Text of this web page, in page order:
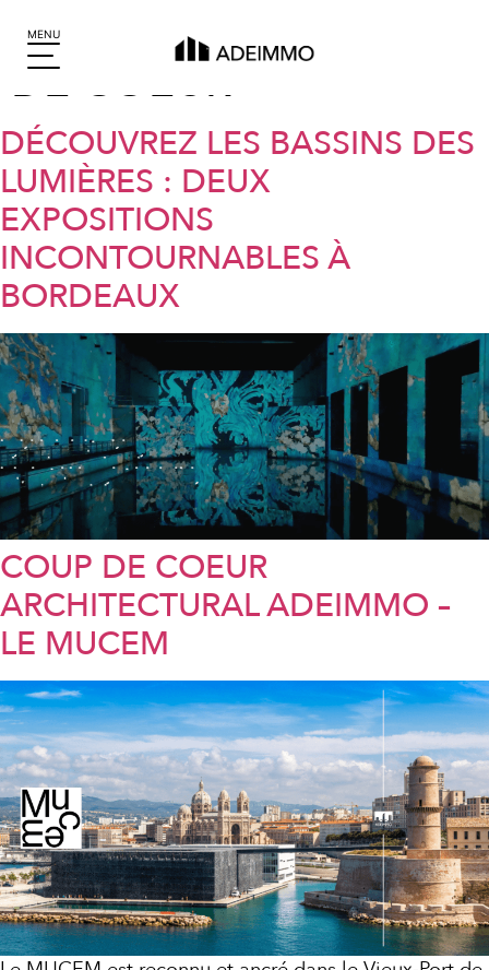
MENU
CATÉGORIE :COUP
DE COEUR
DÉCOUVREZ LES BASSINS DES
LUMIÈRES : DEUX
EXPOSITIONS
INCONTOURNABLES À
BORDEAUX
COUP DE COEUR
ARCHITECTURAL ADEIMMO –
LE MUCEM